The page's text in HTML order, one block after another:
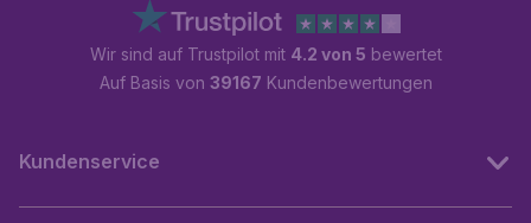
Wir sind auf Trustpilot mit 4.2 von 5 bewertet
Auf Basis von 39167 Kundenbewertungen
Kundenservice